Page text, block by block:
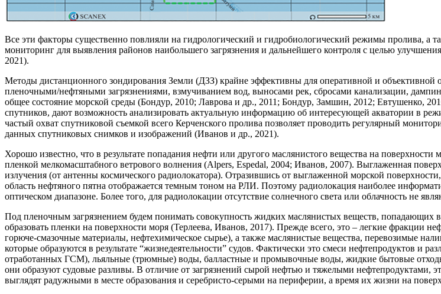
Все эти факторы существенно повлияли на гидрологический и гидробиологический режимы пролива, а
мониторинг для выявления районов наибольшего загрязнения и дальнейшего контроля с целью
2021).
Методы дистанционного зондирования Земли (ДЗЗ) крайне эффективны для оперативной и объективной
пленочными/нефтяными загрязнениями, взмучиванием вод, выносами рек, сбросами канализации,
общее состояние морской среды (Бондур, 2010; Лаврова и др., 2011; Бондур, Замшин, 2012; Евтушенко,
спутников, дают возможность анализировать актуальную информацию об интересующей акватории в
частый охват спутниковой съемкой всего Керченского пролива позволяет проводить регулярный
данных спутниковых снимков и изображений (Иванов и др., 2021).
Хорошо известно, что в результате попадания нефти или другого маслянистого вещества на
пленкой мелкомасштабного ветрового волнения (Alpers, Espedal, 2004; Иванов, 2007). Выглаженная
излучения (от антенны космического радиолокатора). Отразившись от выглаженной морской
область нефтяного пятна отображается темным тоном на РЛИ. Поэтому радиолокация наиболее
оптическом диапазоне. Более того, для радиолокации отсутствие солнечного света или облачность не
Под пленочным загрязнением будем понимать совокупность жидких маслянистых веществ, попадающих
образовать пленки на поверхности моря (Терлеева, Иванов, 2017). Прежде всего, это – легкие фракции
горюче-смазочные материалы, нефтехимическое сырье), а также маслянистые вещества, перевозимые
которые образуются в результате “жизнедеятельности” судов. Фактически это смеси нефтепродуктов и
отработанных ГСМ), льяльные (трюмные) воды, балластные и промывочные воды, жидкие бытовые
они образуют судовые разливы. В отличие от загрязнений сырой нефтью и тяжелыми нефтепродуктами,
выглядят радужными в месте образования и серебристо-серыми на периферии, а время их жизни на